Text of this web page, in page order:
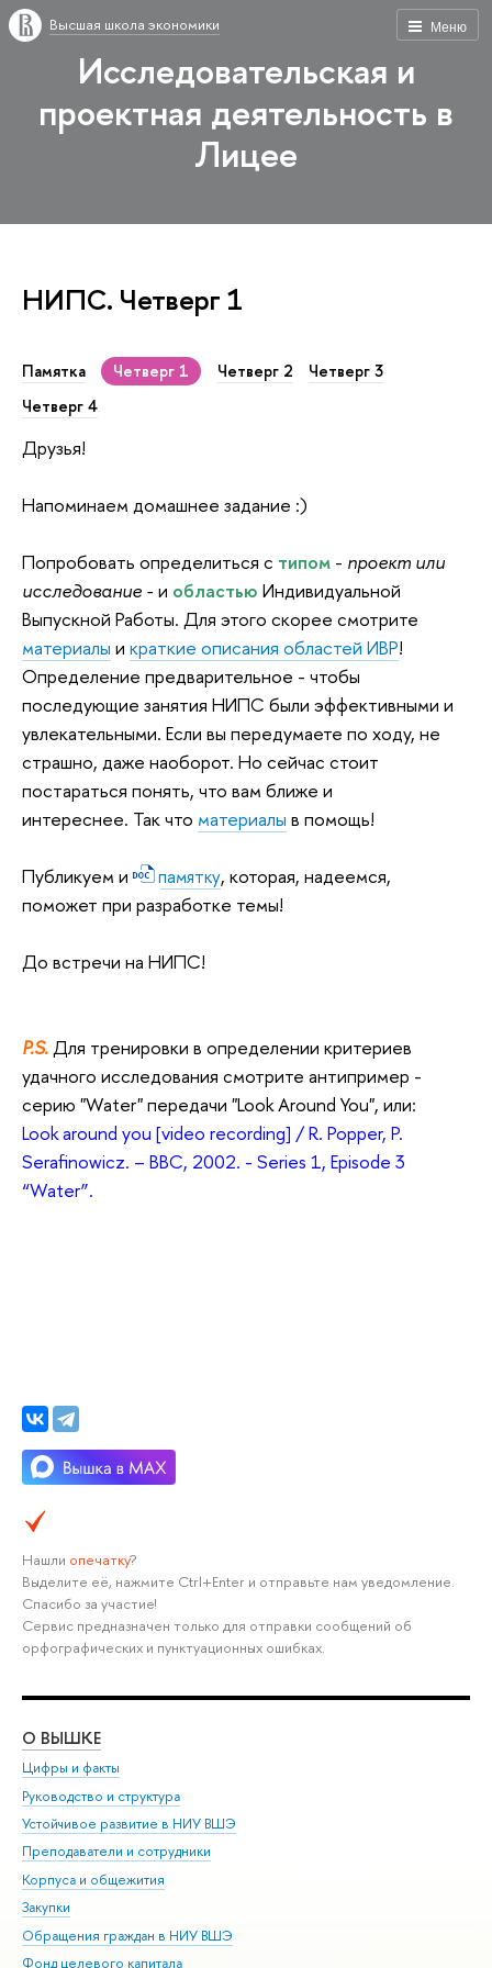
Меню
Высшая школа экономики
Исследовательская и
проектная деятельность в
Лицее
НИПС. Четверг 1
Памятка Четверг 1 Четверг 2
Четверг 3
Четверг 4
Друзья!
Напоминаем домашнее задание :)
Попробовать определиться с типом - проект или
исследование - и областью Индивидуальной
Выпускной Работы. Для этого скорее смотрите
материалы и краткие описания областей ИВР!
Определение предварительное - чтобы
последующие занятия НИПС были эффективными и
увлекательными. Если вы передумаете по ходу, не
страшно, даже наоборот. Но сейчас стоит
постараться понять, что вам ближе и
интереснее. Так что материалы в помощь!
Публикуем и памятку, которая, надеемся,
поможет при разработке темы!
До встречи на НИПС!
P.S.Для тренировки в определении критериев
удачного исследования смотрите антипример -
серию "Water" передачи "Look Around You", или:
Look around you [video recording] / R. Popper, P.
Serafinowicz. – BBC, 2002. - Series 1, Episode 3
“Water”.
Нашли опечатку?
Выделите её, нажмите Ctrl+Enter и отправьте нам уведомление.
Спасибо за участие!
Сервис предназначен только для отправки сообщений об
орфографических и пунктуационных ошибках.
О ВЫШКЕ
Цифры и факты
Руководство и структура
Устойчивое развитие в НИУ ВШЭ
Преподаватели и сотрудники
Корпуса и общежития
Закупки
Обращения граждан в НИУ ВШЭ
Фонд целевого капитала